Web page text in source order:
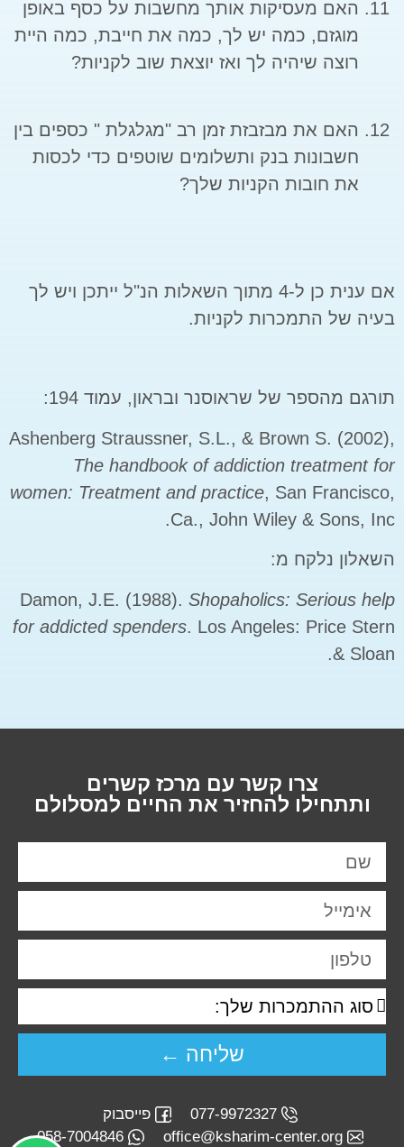
האם מעסיקות אותך מחשבות על כסף באופן
מוגזם, כמה יש לך, כמה את חייבת, כמה היית
רוצה שיהיה לך ואז יוצאת שוב לקניות?
האם את מבזבזת זמן רב "מגלגלת " כספים בין
חשבונות בנק ותשלומים שוטפים כדי לכסות
את חובות הקניות שלך?
אם ענית כן ל-4 מתוך השאלות הנ"ל ייתכן ויש לך
בעיה של התמכרות לקניות.
תורגם מהספר של שראוסנר ובראון, עמוד 194:
Ashenberg Straussner, S.L., & Brown S. (2002),
The handbook of addiction treatment for
women: Treatment and practice, San Francisco,
Ca., John Wiley & Sons, Inc.
השאלון נלקח מ:
Damon, J.E. (1988). Shopaholics: Serious help
for addicted spenders. Los Angeles: Price Stern
& Sloan.
צרו קשר עם מרכז קשרים
ותתחילו להחזיר את החיים למסלולם
שליחה ←
077-9972327
פייסבוק
office@ksharim-center.org
058-7004846